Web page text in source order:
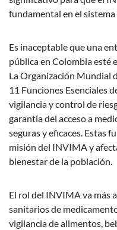
fundamental en el sistema
Es inaceptable que una
pública en Colombia esté
La Organización Mundial
11 Funciones Esenciales
vigilancia y control de
garantía del acceso a
seguras y eficaces. Estas
misión del INVIMA y
bienestar de la población.
El rol del INVIMA va más
sanitarios de
vigilancia de alimentos,